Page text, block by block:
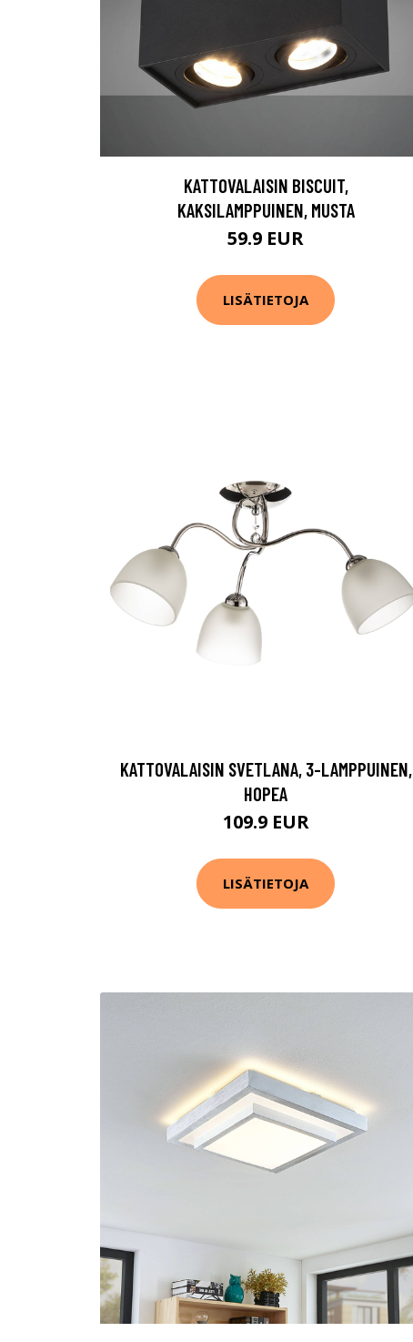
KATTOVALAISIN BISCUIT,
KAKSILAMPPUINEN, MUSTA
59.9 EUR
LISÄTIETOJA
KATTOVALAISIN SVETLANA, 3-LAMPPUINEN,
HOPEA
109.9 EUR
LISÄTIETOJA